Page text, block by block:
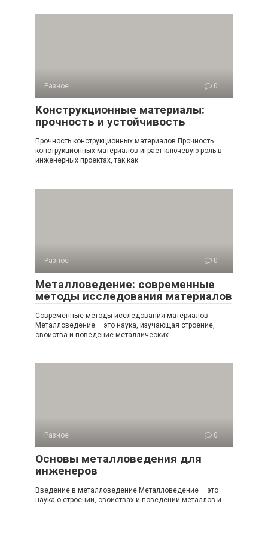
Разное 0
Конструкционные материалы:
прочность и устойчивость
Прочность конструкционных материалов Прочность
конструкционных материалов играет ключевую роль в
инженерных проектах, так как
Разное 0
Металловедение: современные
методы исследования материалов
Современные методы исследования материалов
Металловедение – это наука, изучающая строение,
свойства и поведение металлических
Разное 0
Основы металловедения для
инженеров
Введение в металловедение Металловедение – это
наука о строении, свойствах и поведении металлов и